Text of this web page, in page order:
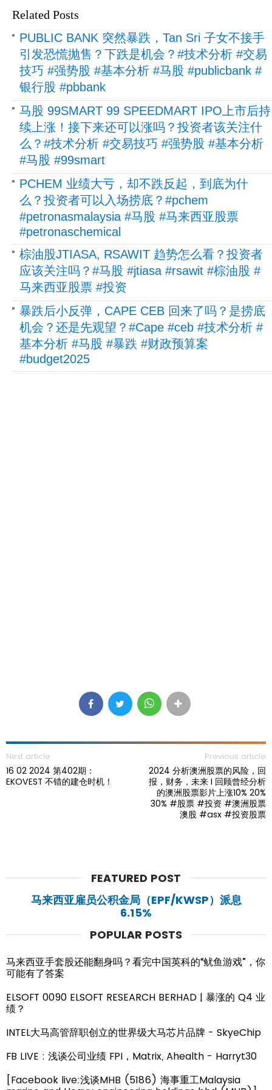
Related Posts
PUBLIC BANK 突然暴跌，Tan Sri 子女不接手
引发恐慌抛售？下跌是机会？#技术分析 #交易
技巧 #强势股 #基本分析 #马股 #publicbank #
银行股 #pbbank
马股 99SMART 99 SPEEDMART IPO上市后持
续上涨！接下来还可以涨吗？投资者该关注什
么？#技术分析 #交易技巧 #强势股 #基本分析
#马股 #99smart
PCHEM 业绩大亏，却不跌反起，到底为什
么？投资者可以入场捞底？#pchem
#petronasmalaysia #马股 #马来西亚股票
#petronaschemical
棕油股JTIASA, RSAWIT 趋势怎么看？投资者
应该关注吗？#马股 #jtiasa #rsawit #棕油股 #
马来西亚股票 #投资
暴跌后小反弹，CAPE CEB 回来了吗？是捞底
机会？还是先观望？#Cape #ceb #技术分析 #
基本分析 #马股 #暴跌 #财政预算案
#budget2025
Next article
16 02 2024 第402期：
EKOVEST 不错的建仓时机！
Previous article
2024 分析澳洲股票的风险，回
报，财务，未来 I 回顾曾经分析
的澳洲股票影片上涨10% 20%
30% #股票 #投资 #澳洲股票
澳股 #asx #投资股票
FEATURED POST
马来西亚雇员公积金局（EPF/KWSP）派息
6.15%
POPULAR POSTS
马来西亚手套股还能翻身吗？看完中国英科的“鱿鱼游戏”，你
可能有了答案
ELSOFT 0090 ELSOFT RESEARCH BERHAD | 暴涨的 Q4 业
绩？
INTEL大马高管辞职创立的世界级大马芯片品牌 - SkyeChip
FB LIVE : 浅谈公司业绩 FPI，Matrix, Ahealth - Harryt30
[Facebook live:浅谈MHB (5186) 海事重工Malaysia